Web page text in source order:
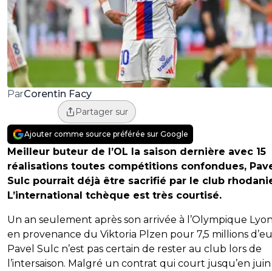
ParCorentin Facy
Partager sur
Ajouter comme source préférée sur Google
Meilleur buteur de l’OL la saison dernière avec 15
réalisations toutes compétitions confondues,
Sulc pourrait déjà être sacrifié par le club
L’international tchèque est très courtisé.
Un an seulement après son arrivée à l’Olympique
en provenance du Viktoria Plzen pour 7,5 millions
Pavel Sulc n’est pas certain de rester au club lors de
l’intersaison. Malgré un contrat qui court jusqu’en